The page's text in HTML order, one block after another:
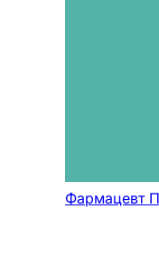
Фармацевт